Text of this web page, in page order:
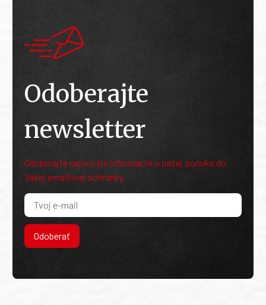
Odoberajte
newsletter
Odoberajte najnovšie informácie o našej ponuke do
Vašej emailovej schránky.
Odoberať